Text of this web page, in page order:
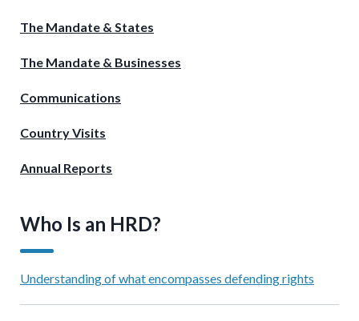
The Mandate & States
The Mandate & Businesses
Communications
Country Visits
Annual Reports
Who Is an HRD?
Understanding of what encompasses defending rights